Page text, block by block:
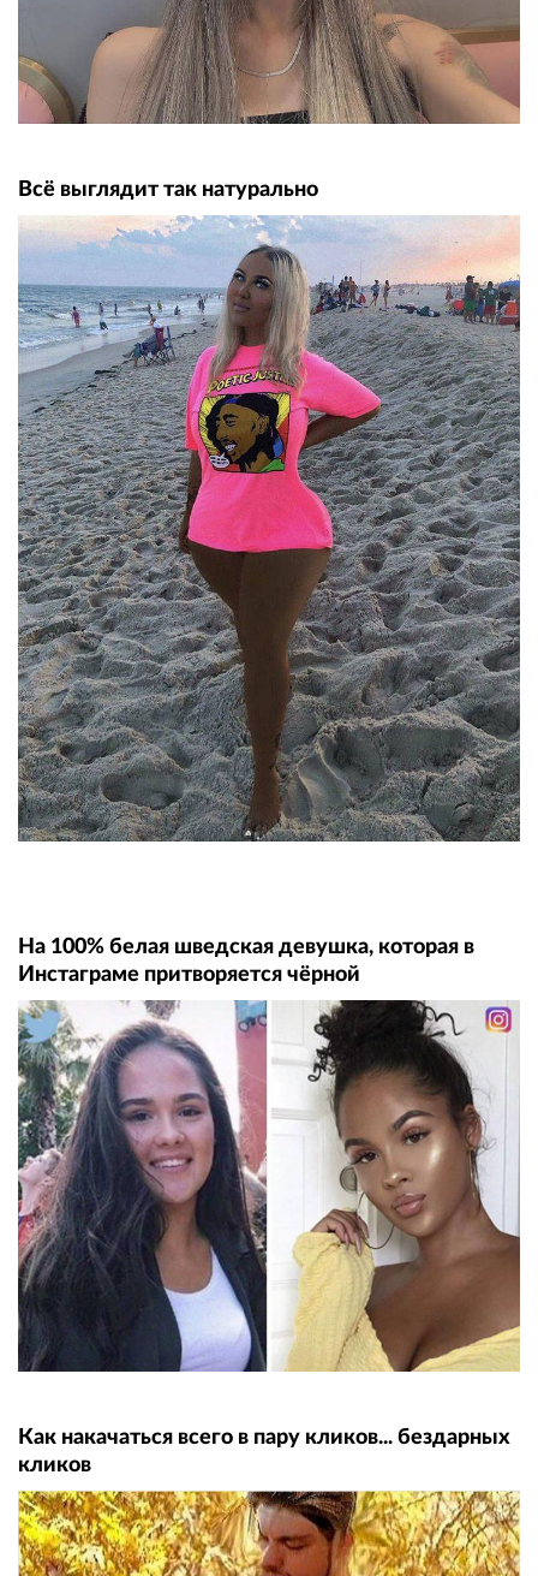
Всё выглядит так натурально
На 100% белая шведская девушка, которая в
Инстаграме притворяется чёрной
Как накачаться всего в пару кликов... бездарных
кликов